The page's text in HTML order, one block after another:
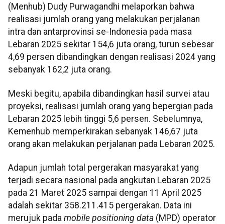
(Menhub) Dudy Purwagandhi melaporkan bahwa
realisasi jumlah orang yang melakukan perjalanan
intra dan antarprovinsi se-Indonesia pada masa
Lebaran 2025 sekitar 154,6 juta orang, turun sebesar
4,69 persen dibandingkan dengan realisasi 2024 yang
sebanyak 162,2 juta orang.
Meski begitu, apabila dibandingkan hasil survei atau
proyeksi, realisasi jumlah orang yang bepergian pada
Lebaran 2025 lebih tinggi 5,6 persen. Sebelumnya,
Kemenhub memperkirakan sebanyak 146,67 juta
orang akan melakukan perjalanan pada Lebaran 2025.
Adapun jumlah total pergerakan masyarakat yang
terjadi secara nasional pada angkutan Lebaran 2025
pada 21 Maret 2025 sampai dengan 11 April 2025
adalah sekitar 358.211.415 pergerakan. Data ini
merujuk pada mobile positioning data (MPD) operator